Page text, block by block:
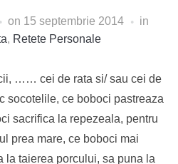
on 15 septembrie 2014
in
, Retete Personale
…… cei de rata si/ sau cei de
socotelile, ce boboci pastreaza
sacrifica la repezeala, pentru
prea mare, ce boboci mai
la taierea porcului, sa puna la